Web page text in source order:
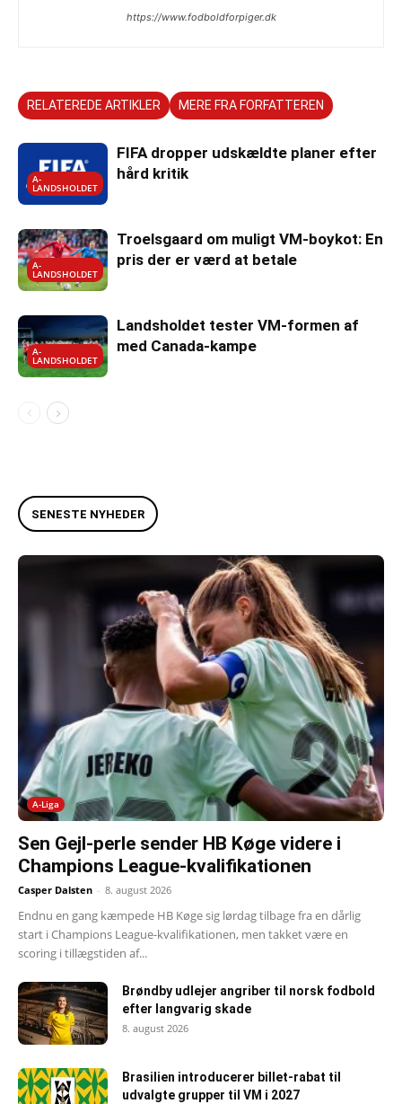
https://www.fodboldforpiger.dk
RELATEREDE ARTIKLER MERE FRA FORFATTEREN
A-
LANDSHOLDET
FIFA dropper udskældte planer efter
hård kritik
A-
LANDSHOLDET
Troelsgaard om muligt VM-boykot: En
pris der er værd at betale
A-
LANDSHOLDET
Landsholdet tester VM-formen af
med Canada-kampe
SENESTE NYHEDER
A-Liga
Sen Gejl-perle sender HB Køge videre i
Champions League-kvalifikationen
Casper Dalsten - 8. august 2026
Endnu en gang kæmpede HB Køge sig lørdag tilbage fra en dårlig
start i Champions League-kvalifikationen, men takket være en
scoring i tillægstiden af...
Brøndby udlejer angriber til norsk fodbold
efter langvarig skade
8. august 2026
Brasilien introducerer billet-rabat til
udvalgte grupper til VM i 2027